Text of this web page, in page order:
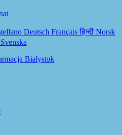
Deutsch Françaisहिन्दी Norsk
Svenska
Białystok